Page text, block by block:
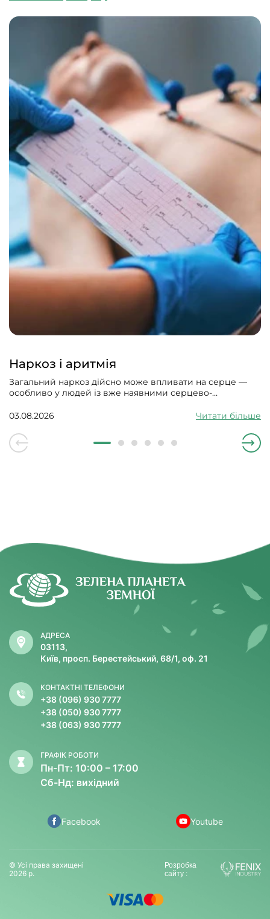
Наркоз і аритмія
Загальний наркоз дійсно може впливати на серце —
особливо у людей із вже наявними серцево-
серцевого ритму, гіпотонію, зменшити силу скорочень
03.08.2026 Читати більше
АДРЕСА
03113,
Київ, просп. Берестейський, 68/1, оф. 21
КОНТАКТНІ ТЕЛЕФОНИ
+38 (096) 930 7777
+38 (050) 930 7777
+38 (063) 930 7777
ГРАФІК РОБОТИ
Пн-Пт: 10:00 – 17:00
Сб-Нд: вихідний
Facebook Youtube
© Усі права захищені
2026 р.
Розробка
сайту :